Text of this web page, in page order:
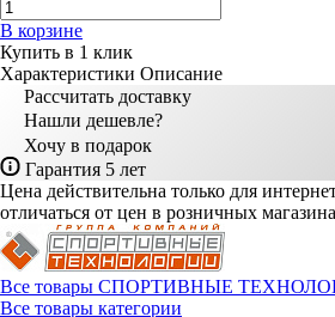
В корзине
Купить в 1 клик
Характеристики Описание
Рассчитать доставку
Нашли дешевле?
Хочу в подарок
Гарантия 5 лет
Цена действительна только для
отличаться от цен в розничных
Все товары СПОРТИВНЫЕ
Все товары категории